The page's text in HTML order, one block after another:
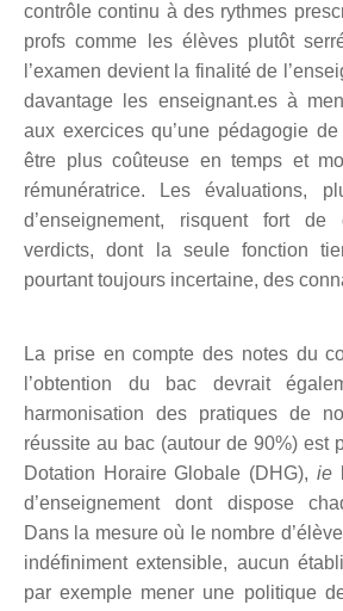
contrôle continu à des rythmes
profs comme les élèves plutôt
l’examen devient la finalité de
davantage les enseignant.es à
aux exercices qu’une pédagogie
être plus coûteuse en temps et
rémunératrice.
Les évaluations,
d’enseignement, risquent fort
verdicts,
dont la seule fonction
pourtant toujours incertaine, des
La prise en compte des notes du
l’obtention du bac devrait
harmonisation des pratiques de
réussite au bac (autour de 90%) est
Dotation Horaire Globale (DHG), ie
d’enseignement dont dispose
Dans la mesure où le nombre
indéfiniment extensible, aucun
par exemple mener une politique